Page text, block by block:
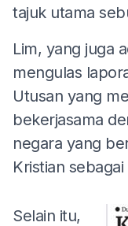
tajuk utama
Lim, yang juga
mengulas
Utusan yang
bekerjasama
negara yang
Kristian
Selain itu,